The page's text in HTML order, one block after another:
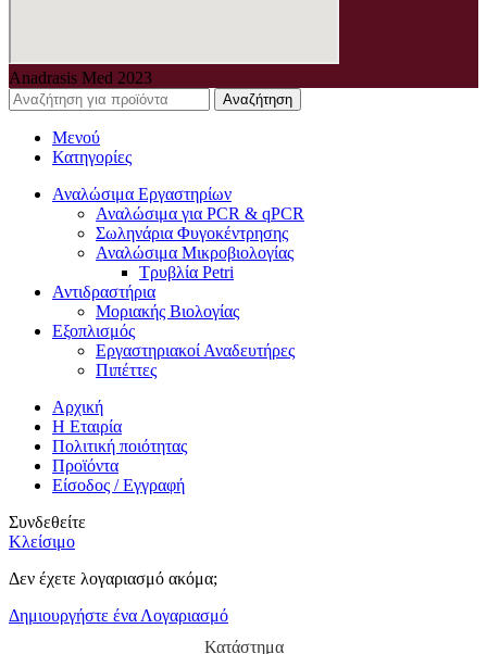
Anadrasis Med 2023
Αναζήτηση
Μενού
Κατηγορίες
Αναλώσιμα Εργαστηρίων
Αναλώσιμα για PCR & qPCR
Σωληνάρια Φυγοκέντρησης
Αναλώσιμα Μικροβιολογίας
Τρυβλία Petri
Αντιδραστήρια
Μοριακής Βιολογίας
Εξοπλισμός
Εργαστηριακοί Αναδευτήρες
Πιπέττες
Αρχική
Η Εταιρία
Πολιτική ποιότητας
Προϊόντα
Είσοδος / Εγγραφή
Συνδεθείτε
Κλείσιμο
Δεν έχετε λογαριασμό ακόμα;
Δημιουργήστε ένα Λογαριασμό
Κατάστημα